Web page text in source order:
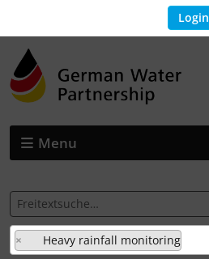
Login
Menu
× Heavy rainfall monitoring